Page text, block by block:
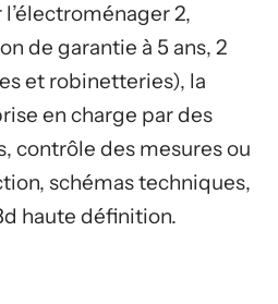
2,
de garantie à 5 ans, 2
et robinetteries), la
en charge par des
contrôle des mesures ou
schémas techniques,
haute définition.